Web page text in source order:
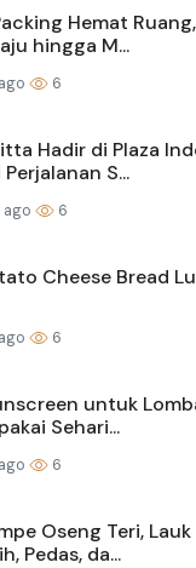
Hemat
hingga M...
6
Hadir di Plaza
S...
ago 6
Cheese Bread
6
untuk
Sehari...
6
Oseng Teri,
Pedas, da...